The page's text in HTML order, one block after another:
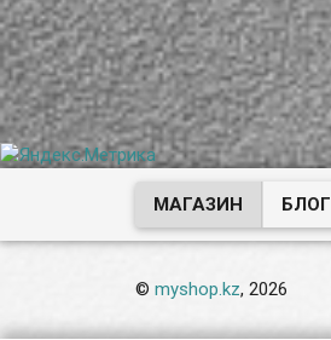
МАГАЗИН БЛОГ
©myshop.kz, 2026